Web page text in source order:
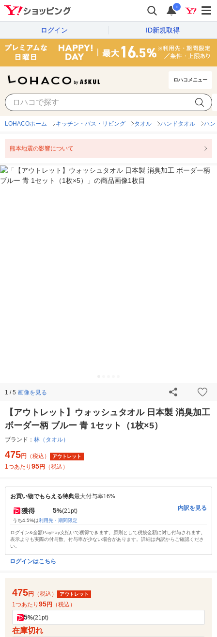
i
ログイン ID新規取得
ロハコメニュー
LOHACOホーム キッチン・バス・リビング タオル ハンドタオル ハン
熊本地震の影響について
1 / 5 画像を見る
【アウトレット】ウォッシュタオル 日本製 消臭加工
ボーダー柄 ブルー 青 1セット（1枚×5）
ブランド： 林（タオル）
475円 （税込） アウトレット
1つあたり 95円 （税込）
お買い物でもらえる特典最大付与率16%
獲得 5%(21pt)
うち4.5%は利用先・期間限定
内訳を見る
ログイン&全額PayPay支払いで獲得できます。原則として税抜金額に対し付与されます。
表示よりも実際の付与数、付与率が少ない場合があります。詳細は内訳からご確認くださ
い。
ログインはこちら
475円 （税込） アウトレット
1つあたり 95円 （税込）
5%(21pt)
在庫切れ